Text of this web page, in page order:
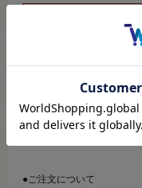
をご確認いただいた上で
また、詳細につきまして
口では承っておりません
併せて下記のご説明事項
文いただきますようお願
●ご注文について